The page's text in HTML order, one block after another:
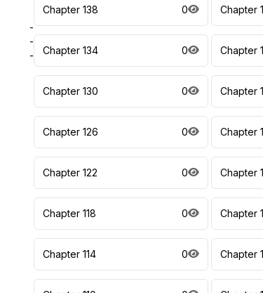
-
-
-
Chapter 138 0 Chapter
Chapter 134 0 Chapter
Chapter 130 0 Chapter
Chapter 126 0 Chapter
Chapter 122 0 Chapter
Chapter 118 0 Chapter
Chapter 114 0 Chapter